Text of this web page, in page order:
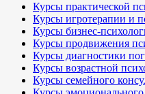
Курсы практической
Курсы игротерапии и
Курсы бизнес-
Курсы продвижения
Курсы диагностики
Курсы возрастной
Курсы семейного